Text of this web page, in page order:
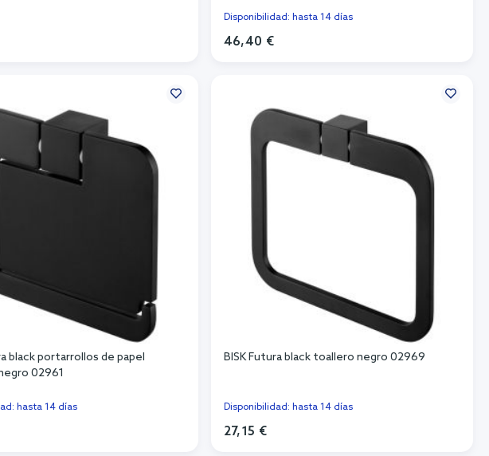
Disponibilidad: hasta 14 días
46,40 €
black portarrollos de papel
02961
hasta 14 días
BISK Futura black toallero negro 02969
Disponibilidad: hasta 14 días
27,15 €